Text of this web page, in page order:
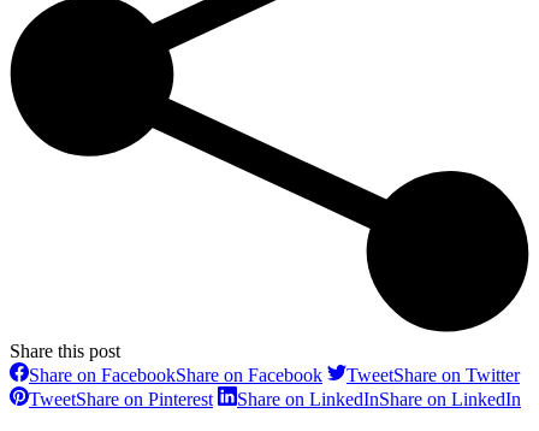
Share this post
Share on FacebookShare on Facebook TweetShare on Twitter
TweetShare on Pinterest Share on LinkedInShare on LinkedIn